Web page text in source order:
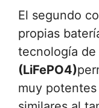
El segundo
propias
tecnología de
(LiFePO4)
muy